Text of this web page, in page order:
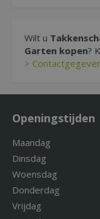
Wilt u
Garten kopen?
>
Openingstijden
Maandag
Dinsdag
Woensdag
Donderdag
Vrijdag